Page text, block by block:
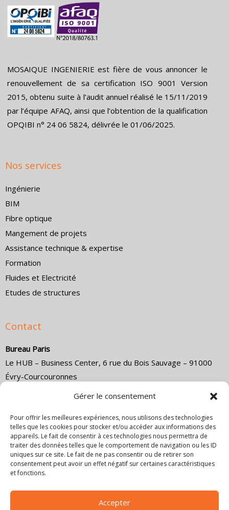
Gérer le consentement
Pour offrir les meilleures expériences, nous utilisons des technologies
telles que les cookies pour stocker et/ou accéder aux informations des
appareils. Le fait de consentir à ces technologies nous permettra de
traiter des données telles que le comportement de navigation ou les ID
uniques sur ce site. Le fait de ne pas consentir ou de retirer son
consentement peut avoir un effet négatif sur certaines caractéristiques
et fonctions.
Accepter
b
o
o
k
e
d
i
n
t
t
e
r
MOSAIQUE INGENIERIE est fière de vous annoncer le
renouvellement de sa certification ISO 9001 Version
2015, obtenu suite à l’audit annuel réalisé le 15/11/2019
par l’équipe AFAQ, ainsi que l’obtention de la qualification
OPQIBI n° 24 06 5824, délivrée le 01/06/2025.
Nos services
Ingénierie
BIM
Fibre optique
Mangement de projets
Assistance technique & expertise
Formation
Fluides et Electricité
Etudes de structures
Contact
Bureau Paris
Le HUB – Business Center, 6 rue du Bois Sauvage – 91000
Évry-Courcouronnes
Email :co*****@************************ ce.com
Bureau Marseille
4 Cr Jean Ballard, 13001 Marseille, France
Direction commerciale :+33 6 18 48 02 11
Bureau Lyon
6 rue Joseph Chapelle, 69008 Lyon